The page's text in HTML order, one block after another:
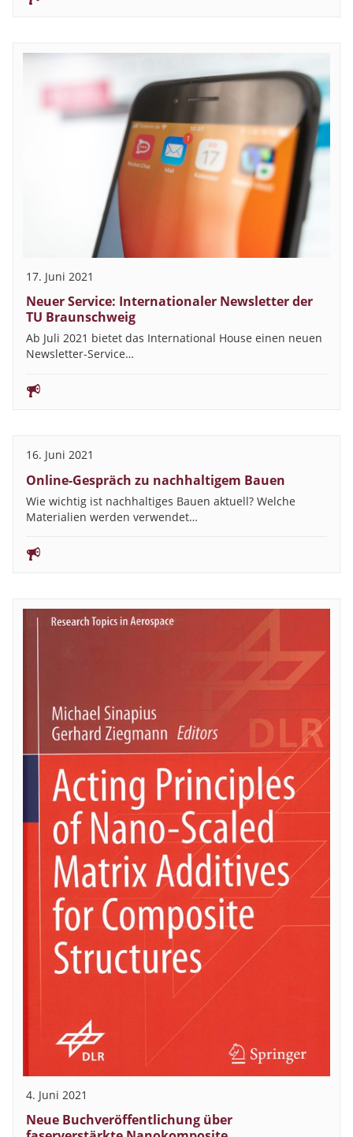
17. Juni 2021
Neuer Service: Internationaler Newsletter der
TU Braunschweig
Ab Juli 2021 bietet das International House einen neuen
Newsletter-Service…
16. Juni 2021
Online-Gespräch zu nachhaltigem Bauen
Wie wichtig ist nachhaltiges Bauen aktuell? Welche
Materialien werden verwendet…
4. Juni 2021
Neue Buchveröffentlichung über